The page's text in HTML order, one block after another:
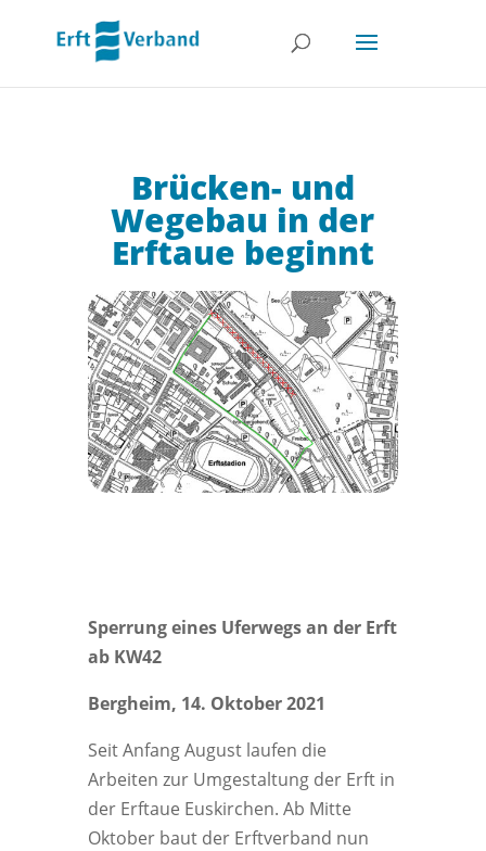
Brücken- und
Wegebau in der
Erftaue beginnt
Sperrung eines Uferwegs an der Erft
ab KW42
Bergheim, 14. Oktober 2021
Seit Anfang August laufen die
Arbeiten zur Umgestaltung der Erft in
der Erftaue Euskirchen. Ab Mitte
Oktober baut der Erftverband nun